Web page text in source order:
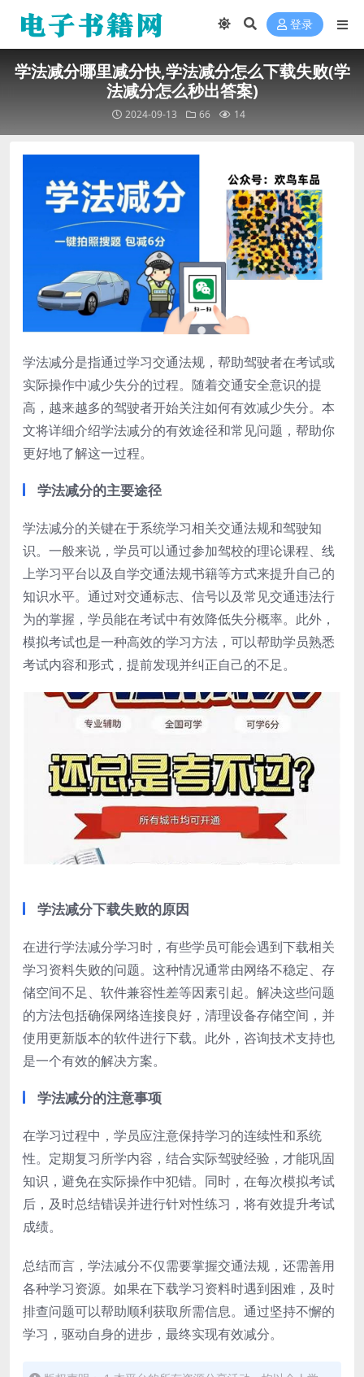
登录
学法减分哪里减分快,学法减分怎么下载失败(学
法减分怎么秒出答案)
2024-09-13 66 14
学法减分是指通过学习交通法规，帮助驾驶者在考试或
实际操作中减少失分的过程。随着交通安全意识的提
高，越来越多的驾驶者开始关注如何有效减少失分。本
文将详细介绍学法减分的有效途径和常见问题，帮助你
更好地了解这一过程。
学法减分的主要途径
学法减分的关键在于系统学习相关交通法规和驾驶知
识。一般来说，学员可以通过参加驾校的理论课程、线
上学习平台以及自学交通法规书籍等方式来提升自己的
知识水平。通过对交通标志、信号以及常见交通违法行
为的掌握，学员能在考试中有效降低失分概率。此外，
模拟考试也是一种高效的学习方法，可以帮助学员熟悉
考试内容和形式，提前发现并纠正自己的不足。
学法减分下载失败的原因
在进行学法减分学习时，有些学员可能会遇到下载相关
学习资料失败的问题。这种情况通常由网络不稳定、存
储空间不足、软件兼容性差等因素引起。解决这些问题
的方法包括确保网络连接良好，清理设备存储空间，并
使用更新版本的软件进行下载。此外，咨询技术支持也
是一个有效的解决方案。
学法减分的注意事项
在学习过程中，学员应注意保持学习的连续性和系统
性。定期复习所学内容，结合实际驾驶经验，才能巩固
知识，避免在实际操作中犯错。同时，在每次模拟考试
后，及时总结错误并进行针对性练习，将有效提升考试
成绩。
总结而言，学法减分不仅需要掌握交通法规，还需善用
各种学习资源。如果在下载学习资料时遇到困难，及时
排查问题可以帮助顺利获取所需信息。通过坚持不懈的
学习，驱动自身的进步，最终实现有效减分。